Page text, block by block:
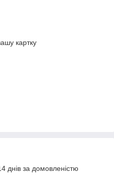
картку
днів за домовленістю